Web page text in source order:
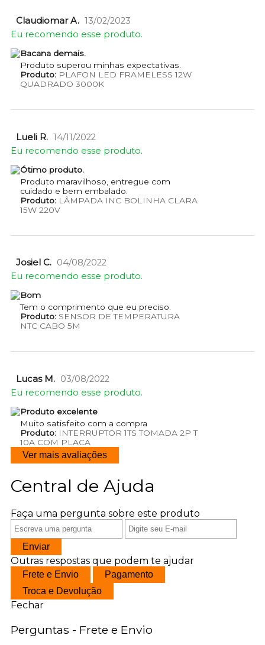
Claudiomar A. 13/02/2023
Eu recomendo esse produto.
Bacana demais.
Produto superou minhas expectativas.
Produto:PLAFON LED FRAMELESS 12W
QUADRADO 3000K
Lueli R. 14/11/2022
Eu recomendo esse produto.
Ótimo produto.
Produto maravilhoso, entregue com
cuidado e bem embalado.
Produto:LÂMPADA INC BOLINHA CLARA
15W 220V
Josiel C. 04/08/2022
Eu recomendo esse produto.
Bom
Tem o comprimento que eu preciso.
Produto:SENSOR DE TEMPERATURA
NTC CABO 5M
Lucas M. 03/08/2022
Eu recomendo esse produto.
Produto excelente
Muito satisfeito com a compra
Produto:INTERRUPTOR 1TS TOMADA 2P T
10A COM PLACA
Ver mais avaliações
Central de Ajuda
Faça uma pergunta sobre este produto
Enviar
Outras respostas que podem te ajudar
Frete e Envio
Pagamento
Troca e Devolução
Fechar
Perguntas - Frete e Envio